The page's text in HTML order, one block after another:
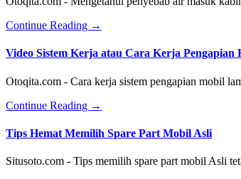
Continue Reading about
Karpet
Kiri
Depan
Honda
Basah
Saat
Hujan
→
Video Sistem Kerja atau Cara Kerja Pengapian
Otoqita.com - Cara kerja sistem pengapian mobil
Continue Reading about
Sistem
Kerja
Cara
→
Tips Hemat Memilih Spare Part Mobil Asli
Situsoto.com - Tips memilih spare part mobil Asli